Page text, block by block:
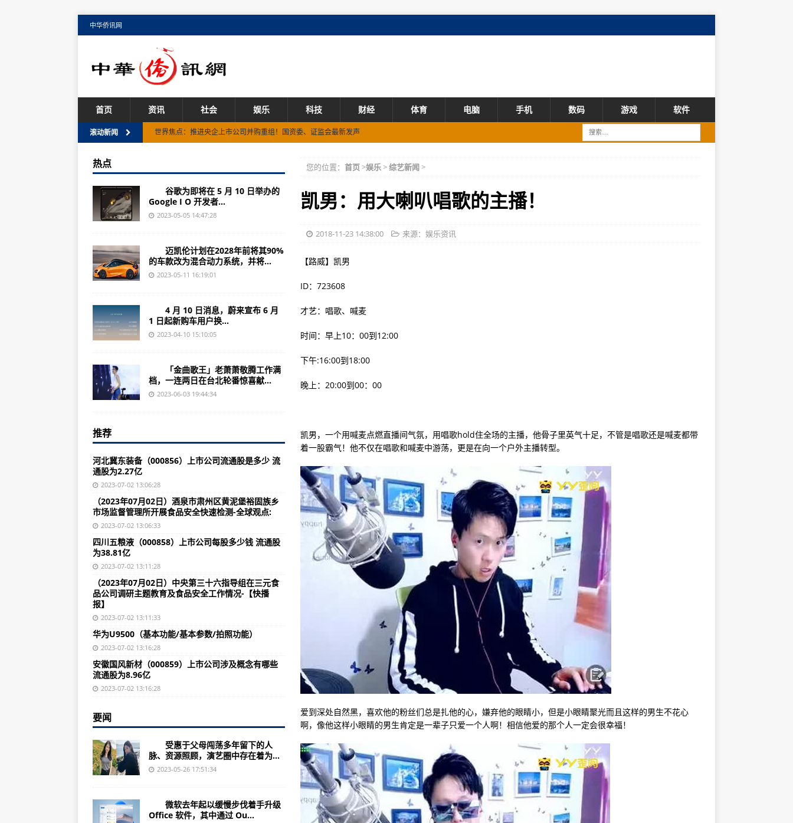
中华侨讯网
首页 资讯 社会 娱乐 科技 财经 体育 电脑 手机 数码 游戏 软件
滚动新闻
世界焦点：推进央企上市公司并购重组！国资委、证监会最新发声
要闻：港股IPO数量增加 但融资额下滑！机构下半年最新研判来了
【速看料】关键时刻如何把脉？五大经济学家聚首！下半年A股有望重回成长主线
每日视讯:两大光伏巨头突然“开战” 影响多大？新能源久违大反弹 能否逆转？
每日视讯:事关消费、外贸进出口 商务部最新表态！
林智妍携手金泰希推新作《有院子的家》
超越约基奇！传凯尔特人开出史上最大合约留布朗
做棒式唱《小丑》张魁抗癌15年现惊人唱功！
常被讨要免费菜单 营养师吴映蓉超无奈：连做头发也被问
布朗季后赛表现平平 传凯尔特人仍以破纪录续约
中国高温带动防晒商机 一百货公司售出5万顶遮阳帽
65岁朱利安山德斯登山失踪逾5个月 惊传寻获不明遗体
（2023年06月26日）阜阳市市场监督管理局2023年度食品安全专班第二季度工作会议召开-【天天时快
讯】
（2023年06月26日）高温季节餐饮服务食品安全提示-环球速递!
（2023年06月26日）铜陵市“三全”举措推动食品安全 “两个责任”落地生根-全球热点评!
（2023年06月26日）马鞍山市市场监督管理局公布2023民生领域案件查办“铁拳” 行动第三批典型案例-观
察:
（2023年06月26日）六安市场监督管理局公布第二批制止食品浪费暨铁拳行动行政处罚典型案例-全球今
亮点!
（2023年06月26日）亳州市市场监管局关于预制菜的消费提示-资讯:
（2023年06月26日）宣城市市场监管局发布夏季预防食源性疾病提示-当前讯息:
（2023年06月26日）淮南市市场监管局扎实开展食品生产风险防控工作-播报:
（2023年06月26日）淮南市市场监管局抓源头规范保健食品经营行为-当前观点:
（2023年06月26日）蚌埠市市场监管局推进食品生产企业“创城”工作-焦点关注:
（2023年06月26日）蚌埠市市场监督管理局探索食品抽检三项“补位”，强化“监检结合”-环球要闻:
（2023年06月26日）海南出台常态化监管机制 整治海鲜市场消费欺诈行为-环球新消息丨
（2023年06月26日）提品质育品牌延链条，陕西着力推进从羊乳大省向羊乳强省转变-焦点快报!
您的位置： 首页>娱乐>综艺新闻>
凯男：用大喇叭唱歌的主播！
2018-11-23 14:38:00 来源：娱乐资讯
【路威】凯男
ID：723608
才艺：唱歌、喊麦
时间：早上10：00到12:00
下午:16:00到18:00
晚上：20:00到00：00
凯男，一个用喊麦点燃直播间气氛，用唱歌hold住全场的主播，他骨子里英气十足，不管是唱歌还是喊麦都带
着一股霸气！他不仅在唱歌和喊麦中游荡，更是在向一个户外主播转型。​
爱到深处自然黑，喜欢他的粉丝们总是扎他的心，嫌弃他的眼睛小，但是小眼睛聚光而且这样的男生不花心
啊，像他这样小眼睛的男生肯定是一辈子只爱一个人啊！相信他爱的那个人一定会很幸福！​
热点
谷歌为即将在 5 月 10 日举办的
Google I O 开发者...
2023-05-05 14:47:28
迈凯伦计划在2028年前将其90%
的车款改为混合动力系统，并将...
2023-05-11 16:19:01
4 月 10 日消息，蔚来宣布 6 月
1 日起新购车用户换...
2023-04-10 15:10:05
「金曲歌王」老萧萧敬腾工作满
档，一连两日在台北轮番惊喜献...
2023-06-03 19:44:34
推荐
河北冀东装备（000856）上市公司流通股是多少 流
通股为2.27亿
2023-07-02 13:06:28
（2023年07月02日）酒泉市肃州区黄泥堡裕固族乡
市场监督管理所开展食品安全快速检测-全球观点:
2023-07-02 13:06:33
四川五粮液（000858）上市公司每股多少钱 流通股
为38.81亿
2023-07-02 13:11:28
（2023年07月02日）中央第三十六指导组在三元食
品公司调研主题教育及食品安全工作情况-【快播
报】
2023-07-02 13:11:33
华为U9500（基本功能/基本参数/拍照功能）
2023-07-02 13:16:28
安徽国风新材（000859）上市公司涉及概念有哪些
流通股为8.96亿
2023-07-02 13:16:28
要闻
受惠于父母闯荡多年留下的人
脉、资源照顾，演艺圈中存在着为...
2023-05-26 17:51:34
微软去年起以缓慢步伐着手升级
Office 软件，其中通过 Ou...